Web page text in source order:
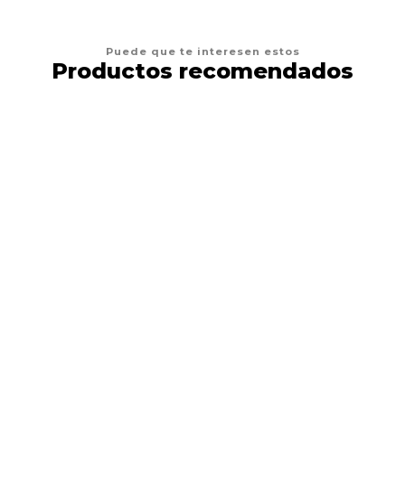
Puede que te interesen estos
Productos recomendados